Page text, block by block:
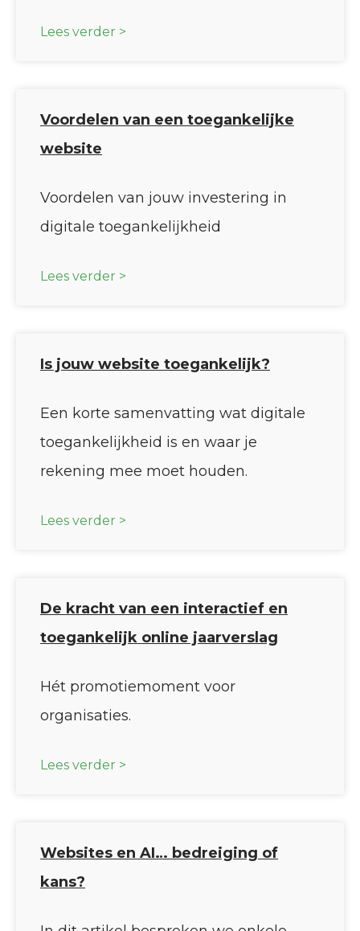
Lees verder >
Voordelen van een toegankelijke
website
Voordelen van jouw investering in
digitale toegankelijkheid
Lees verder >
Is jouw website toegankelijk?
Een korte samenvatting wat digitale
toegankelijkheid is en waar je
rekening mee moet houden.
Lees verder >
De kracht van een interactief en
toegankelijk online jaarverslag
Hét promotiemoment voor
organisaties.
Lees verder >
Websites en AI… bedreiging of
kans?